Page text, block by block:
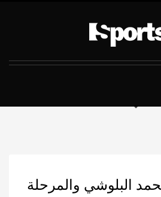
البلوشي والمرحلة